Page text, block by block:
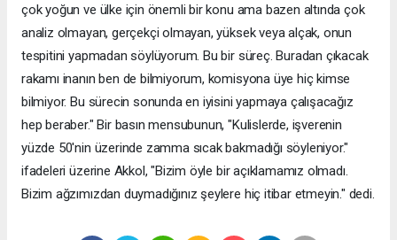
çok yoğun ve ülke için önemli bir konu ama bazen altında çok
analiz olmayan, gerçekçi olmayan, yüksek veya alçak, onun
tespitini yapmadan söylüyorum. Bu bir süreç. Buradan çıkacak
rakamı inanın ben de bilmiyorum, komisyona üye hiç kimse
bilmiyor. Bu sürecin sonunda en iyisini yapmaya çalışacağız
hep beraber." Bir basın mensubunun, "Kulislerde, işverenin
yüzde 50'nin üzerinde zamma sıcak bakmadığı söyleniyor."
ifadeleri üzerine Akkol, "Bizim öyle bir açıklamamız olmadı.
Bizim ağzımızdan duymadığınız şeylere hiç itibar etmeyin." dedi.